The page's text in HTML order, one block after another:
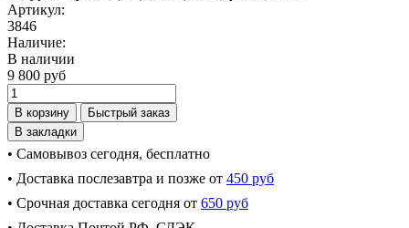
Артикул:
3846
Наличие:
В наличии
9 800 руб
В корзину
Быстрый заказ
В закладки
• Самовывоз сегодня, бесплатно
• Доставка послезавтра и позже от 450 руб
• Срочная доставка сегодня от 650 руб